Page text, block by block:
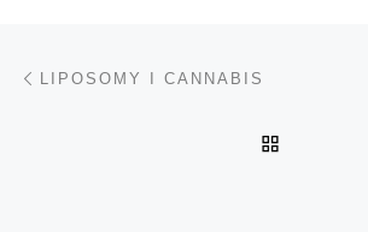
Nawigacja wpisu
LIPOSOMY I CANNABIS